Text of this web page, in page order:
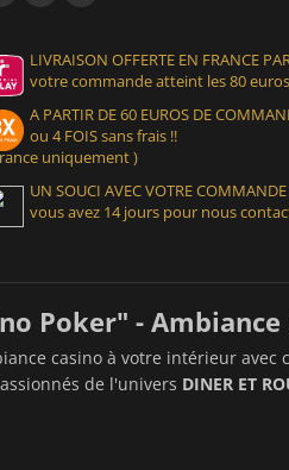
LIVRAISON OFFERTE EN FRANCE
votre commande atteint les 80 euros
A PARTIR DE 60 EUROS DE
ou 4 FOIS sans frais !!
uniquement )
UN SOUCI AVEC VOTRE COMMANDE
vous avez 14 jours pour nous
Poker" -
casino à votre intérieur avec
de l'univers DINER ET